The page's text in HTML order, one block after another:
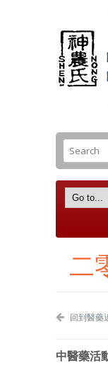
二
回到醫藥
中醫藥活